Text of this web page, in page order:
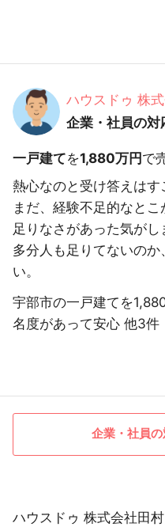
ハウスドゥ 株
企業・社員の対
一戸建てを1,880万円 で
熱心なのと受け答えはす
まだ、経験不足的なと
足りなさがあった気がし
多分人も足りてないの
い。
宇部市の一戸建てを
名度があって安心 他3件
企業・社員
ハウスドゥ 株式会社田